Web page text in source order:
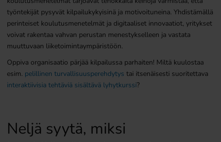
työntekijät pysyvät kilpailukykyisinä ja motivoituneina. Yhdistämällä
perinteiset koulutusmenetelmät ja digitaaliset innovaatiot, yritykset
voivat rakentaa vahvan perustan menestykselleen ja vastata
muuttuvaan liiketoimintaympäristöön.
Oppiva organisaatio pärjää kilpailussa parhaiten! Miltä kuulostaa
esim. pelillinen turvallisuusperehdytys tai itsenäisesti suoritettava
interaktiivisia tehtäviä sisältävä lyhytkurssi?
Neljä syytä, miksi